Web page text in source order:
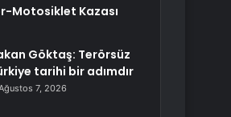
Motosiklet Kazası
Göktaş: Terörsüz
tarihi bir adımdır
7, 2026